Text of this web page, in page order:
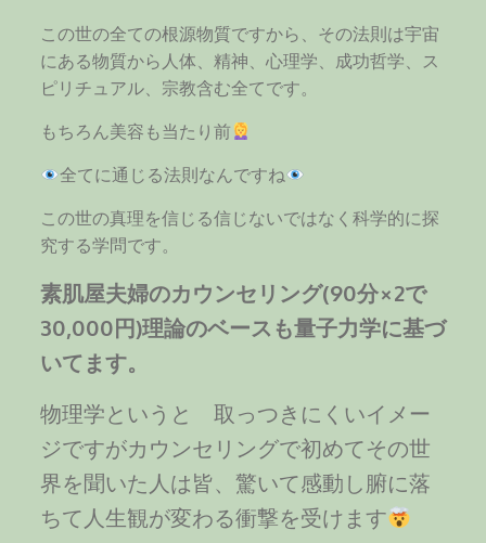
この世の全ての根源物質ですから、その法則は宇宙
にある物質から人体、精神、心理学、成功哲学、ス
ピリチュアル、宗教含む全てです。
もちろん美容も当たり前
全てに通じる法則なんですね
この世の真理を信じる信じないではなく科学的に探
究する学問です。
素肌屋夫婦のカウンセリング(90分×2で
30,000円)理論のベースも量子力学に基づ
いてます。
物理学というと 取っつきにくいイメー
ジですがカウンセリングで初めてその世
界を聞いた人は皆、驚いて感動し腑に落
ちて人生観が変わる衝撃を受けます